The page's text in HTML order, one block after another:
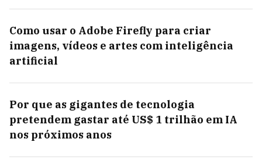
Como usar o Adobe Firefly para criar
imagens, vídeos e artes com inteligência
artificial
Por que as gigantes de tecnologia
pretendem gastar até US$ 1 trilhão em IA
nos próximos anos